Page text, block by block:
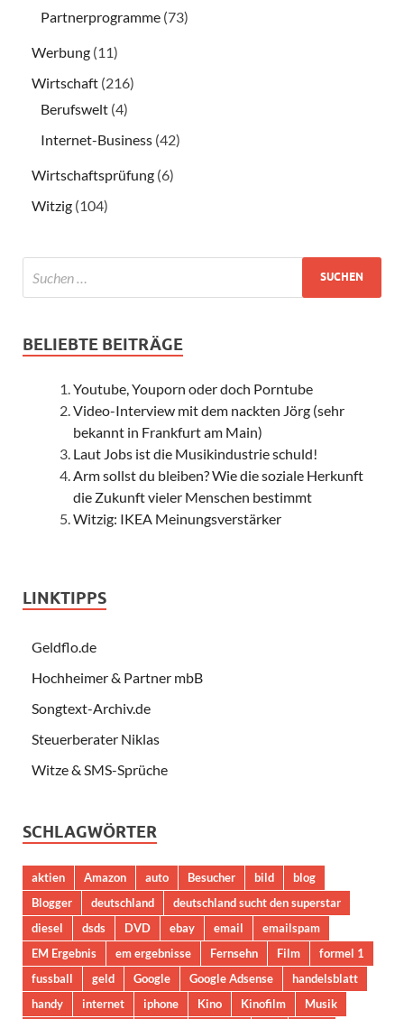
Partnerprogramme (73)
Werbung (11)
Wirtschaft (216)
Berufswelt (4)
Internet-Business (42)
Wirtschaftsprüfung (6)
Witzig (104)
BELIEBTE BEITRÄGE
Youtube, Youporn oder doch Porntube
Video-Interview mit dem nackten Jörg (sehr
bekannt in Frankfurt am Main)
Laut Jobs ist die Musikindustrie schuld!
Arm sollst du bleiben? Wie die soziale Herkunft
die Zukunft vieler Menschen bestimmt
Witzig: IKEA Meinungsverstärker
LINKTIPPS
Geldflo.de
Hochheimer & Partner mbB
Songtext-Archiv.de
Steuerberater Niklas
Witze & SMS-Sprüche
SCHLAGWÖRTER
aktien Amazon auto Besucher bild
blog
Blogger
deutschland
deutschland sucht den superstar
diesel
dsds DVD ebay email
emailspam
EM Ergebnis
em ergebnisse Fernsehn Film
formel 1
fussball
geld Google Google Adsense
handelsblatt
handy
internet iphone Kino Kinofilm Musik